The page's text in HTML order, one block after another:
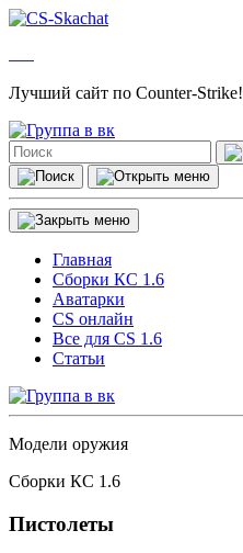
Лучший сайт по Counter-Strike!
Главная
Сборки КС 1.6
Аватарки
CS онлайн
Все для CS 1.6
Статьи
Модели оружия
Сборки КС 1.6
Пистолеты